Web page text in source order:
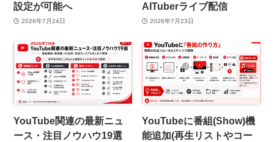
設定が可能へ
2026年7月24日
AITuberライブ配信
2026年7月23日
YouTube関連の最新ニュ
ース・注目ノウハウ19選
YouTubeに番組(Show)機
能追加(再生リストやコー